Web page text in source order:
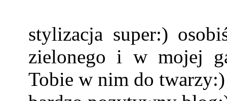
stylizacja super:)
zielonego i w mojej
Tobie w nim do twarzy:)